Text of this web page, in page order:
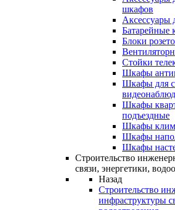
шкафов
Аксессуары
Батарейные
Блоки
Стойки
Шкафы
Шкафы для
Шкафы
подъездные
Шкафы
Шкафы
Шкафы
Строительство
связи, энергетики,
Назад
Строительство
инфраструктуры